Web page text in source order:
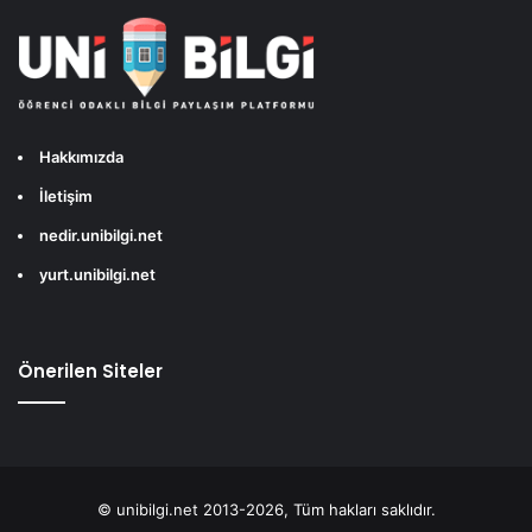
Hakkımızda
İletişim
nedir.unibilgi.net
yurt.unibilgi.net
Önerilen Siteler
© unibilgi.net 2013-2026, Tüm hakları saklıdır.